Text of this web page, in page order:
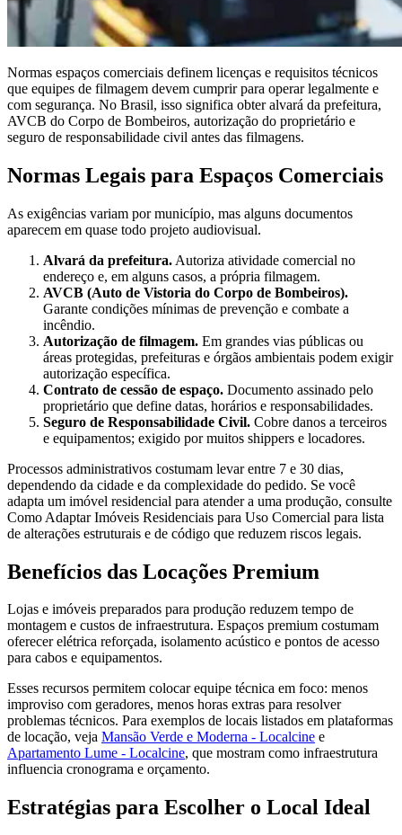
Normas espaços comerciais definem licenças e requisitos técnicos
que equipes de filmagem devem cumprir para operar legalmente e
com segurança. No Brasil, isso significa obter alvará da prefeitura,
AVCB do Corpo de Bombeiros, autorização do proprietário e
seguro de responsabilidade civil antes das filmagens.
Normas Legais para Espaços Comerciais
As exigências variam por município, mas alguns documentos
aparecem em quase todo projeto audiovisual.
Alvará da prefeitura. Autoriza atividade comercial no
endereço e, em alguns casos, a própria filmagem.
AVCB (Auto de Vistoria do Corpo de Bombeiros).
Garante condições mínimas de prevenção e combate a
incêndio.
Autorização de filmagem. Em grandes vias públicas ou
áreas protegidas, prefeituras e órgãos ambientais podem exigir
autorização específica.
Contrato de cessão de espaço. Documento assinado pelo
proprietário que define datas, horários e responsabilidades.
Seguro de Responsabilidade Civil. Cobre danos a terceiros
e equipamentos; exigido por muitos shippers e locadores.
Processos administrativos costumam levar entre 7 e 30 dias,
dependendo da cidade e da complexidade do pedido. Se você
adapta um imóvel residencial para atender a uma produção, consulte
Como Adaptar Imóveis Residenciais para Uso Comercial para lista
de alterações estruturais e de código que reduzem riscos legais.
Benefícios das Locações Premium
Lojas e imóveis preparados para produção reduzem tempo de
montagem e custos de infraestrutura. Espaços premium costumam
oferecer elétrica reforçada, isolamento acústico e pontos de acesso
para cabos e equipamentos.
Esses recursos permitem colocar equipe técnica em foco: menos
improviso com geradores, menos horas extras para resolver
problemas técnicos. Para exemplos de locais listados em plataformas
de locação, veja Mansão Verde e Moderna - Localcine e
Apartamento Lume - Localcine, que mostram como infraestrutura
influencia cronograma e orçamento.
Estratégias para Escolher o Local Ideal